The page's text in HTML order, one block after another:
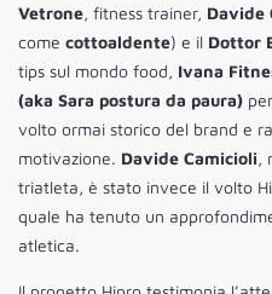
Vetrone, fitness trainer, Davide
come cottoaldente) e il Dottor
tips sul mondo food, Ivana
(aka Sara postura da paura)
volto ormai storico del brand e
motivazione. Davide Camicioli,
triatleta, è stato invece il volto
quale ha tenuto un
atletica.